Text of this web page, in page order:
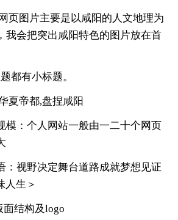
图片主要是以咸阳的人文地理为
我会把突出咸阳特色的图片放在首
有小标题。
帝都,盘捏咸阳
：个人网站一般由一二十个网页
视野决定舞台道路成就梦想见证
人生＞
结构及logo